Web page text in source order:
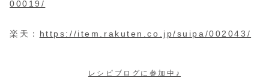
00019/
楽天： https://item.rakuten.co.jp/suipa/002043/
レシピブログに参加中♪